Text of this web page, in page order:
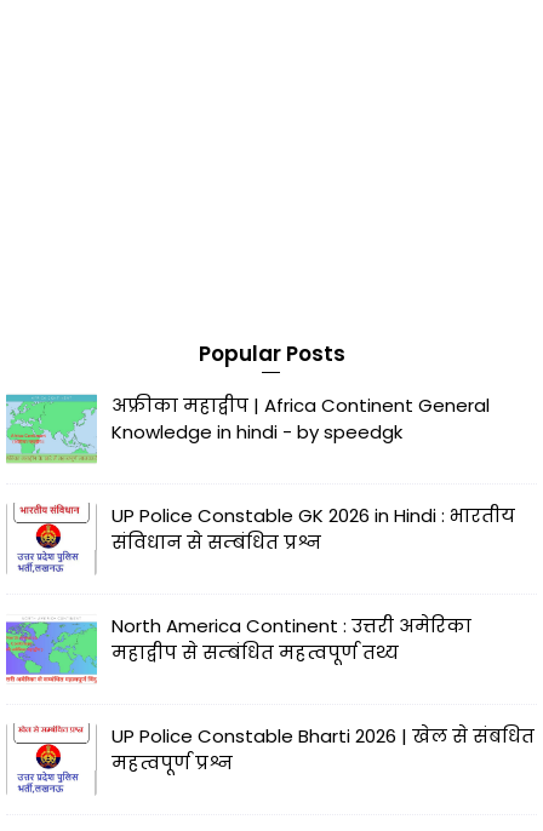
Popular Posts
अफ्रीका महाद्वीप | Africa Continent General
Knowledge in hindi - by speedgk
UP Police Constable GK 2026 in Hindi : भारतीय
संविधान से सम्बंधित प्रश्न
North America Continent : उत्तरी अमेरिका
महाद्वीप से सम्बंधित महत्वपूर्ण तथ्य
UP Police Constable Bharti 2026 | खेल से संबधित
महत्वपूर्ण प्रश्न